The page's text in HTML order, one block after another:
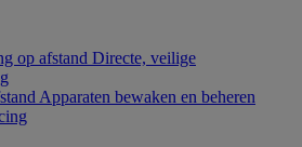
op afstand Directe, veilige
Apparaten bewaken en beheren